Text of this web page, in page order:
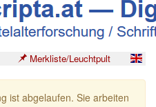
Merkliste/Leuchtpult
ist abgelaufen. Sie arbeiten